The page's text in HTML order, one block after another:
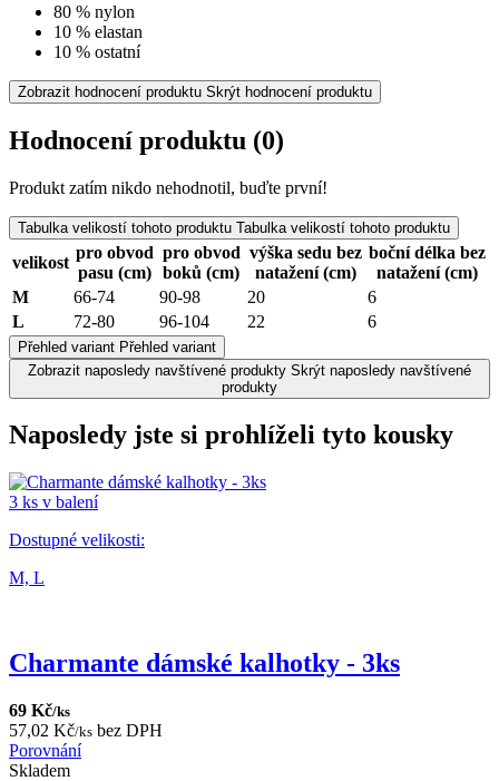
80 % nylon
10 % elastan
10 % ostatní
Zobrazit hodnocení produktu Skrýt hodnocení produktu
Hodnocení produktu (0)
Produkt zatím nikdo nehodnotil, buďte první!
Tabulka velikostí tohoto produktu Tabulka velikostí tohoto produktu
velikost
pro obvod
pasu (cm)
pro obvod
boků (cm)
výška sedu bez
natažení (cm)
boční délka bez
natažení (cm)
M
66-74 90-98 20
6
L
72-80 96-104 22 6
Přehled variant Přehled variant
Zobrazit naposledy navštívené produkty Skrýt naposledy navštívené
produkty
Naposledy jste si prohlíželi tyto kousky
3 ks v balení
Dostupné velikosti:
M, L
Charmante dámské kalhotky - 3ks
69 Kč/ks
57,02 Kč/ks bez DPH
Porovnání
Skladem